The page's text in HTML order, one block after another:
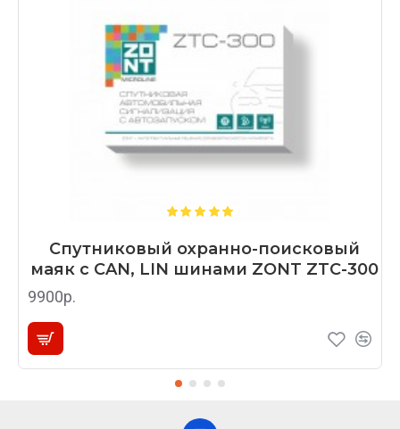
Спутниковый охранно-поисковый
маяк с CAN, LIN шинами ZONT ZTC-300
9900р.